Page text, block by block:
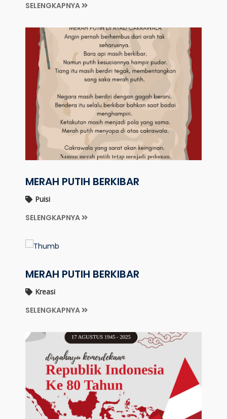
SELENGKAPNYA
MERAH PUTIH BERKIBAR
Puisi
SELENGKAPNYA
MERAH PUTIH BERKIBAR
Kreasi
SELENGKAPNYA